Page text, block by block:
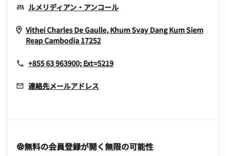
ルメリディアン・アンコールOpens In New Window
Vithei Charles De Gaulle, Khum Svay Dang KumSiem
ReapCambodia 17252Opens In New Window
+855 63 963900; Ext=5219
連絡先メールアドレス
無料の会員登録が開く無限の可能性